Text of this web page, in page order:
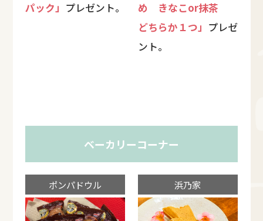
パック」 プレゼント。
め きなこor抹茶
どちらか１つ」 プレゼ
ント。
ベーカリーコーナー
ポンパドウル 浜乃家